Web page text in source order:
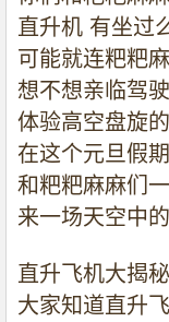
直升机 有坐过
可能就连粑粑
想不想亲临驾
体验高空盘旋
在这个元旦假期
和粑粑麻麻们
来一场天空中的
直升飞机大揭秘
大家知道直升